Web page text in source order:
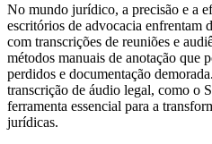
No mundo jurídico, a precisão e a
escritórios de advocacia enfrentam
com transcrições de reuniões e
métodos manuais de anotação que
perdidos e documentação
transcrição de áudio legal, como o
ferramenta essencial para a
jurídicas.